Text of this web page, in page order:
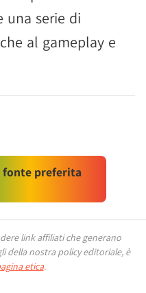
una serie di
al gameplay e
fonte preferita
link affiliati che generano
della nostra policy editoriale, è
etica.